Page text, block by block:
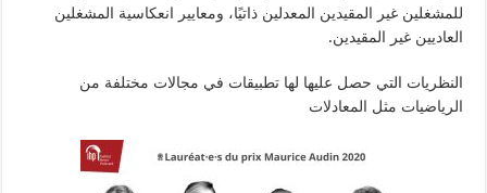
للمشغلين غير المقيدين المعدلين ذاتيًا، ومعايير انعكاسية المشغلين
العاديين غير المقيدين.
النظريات التي حصل عليها لها تطبيقات في مجالات مختلفة من
الرياضيات مثل المعادلات